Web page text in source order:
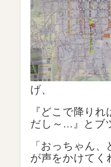
げ、
『どこで降り
だし～…』とブ
「おっちゃん
が声をかけてく